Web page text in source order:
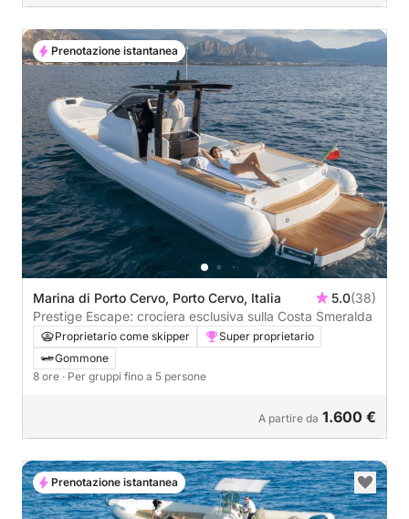
Marina di Porto Cervo, Porto Cervo, Italia 5.0(38)
Prestige Escape: crociera esclusiva sulla Costa Smeralda
Proprietario come skipper
Super proprietario
Gommone
8 ore · Per gruppi fino a 5 persone
A partire da 1.600 €
Prenotazione istantanea
Prenotazione istantanea